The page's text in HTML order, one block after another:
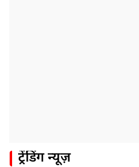
ट्रेंडिंग न्यूज़